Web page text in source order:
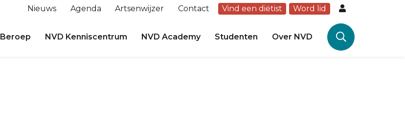
Nieuws Agenda Artsenwijzer Contact Vind een diëtist Word lid
Beroep NVD Kenniscentrum NVD Academy Studenten Over NVD